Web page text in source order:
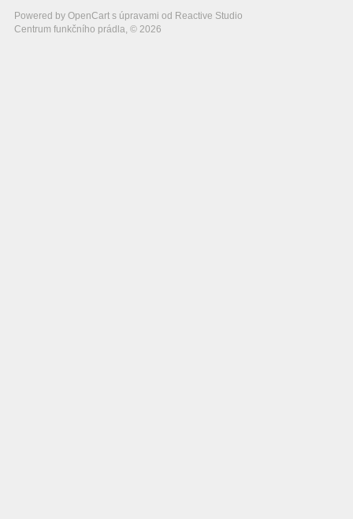
Powered by OpenCart s úpravami od Reactive Studio
Centrum funkčního prádla, © 2026